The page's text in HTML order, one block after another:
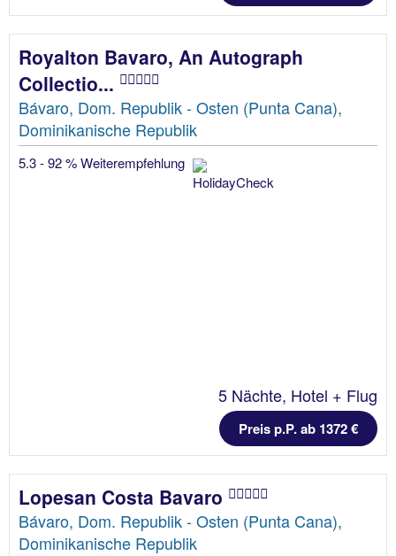
Royalton Bavaro, An Autograph
Collectio...
Bávaro, Dom. Republik - Osten (Punta Cana),
Dominikanische Republik
5.3 - 92 % Weiterempfehlung
5 Nächte, Hotel + Flug
Preis p.P. ab 1372 €
Lopesan Costa Bavaro
Bávaro, Dom. Republik - Osten (Punta Cana),
Dominikanische Republik